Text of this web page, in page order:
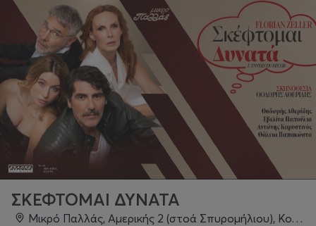
ΣΚΕΦΤΟΜΑΙ ΔΥΝΑΤΑ
Μικρό Παλλάς, Αμερικής 2 (στοά Σπυρομήλιου), Κολωνάκι